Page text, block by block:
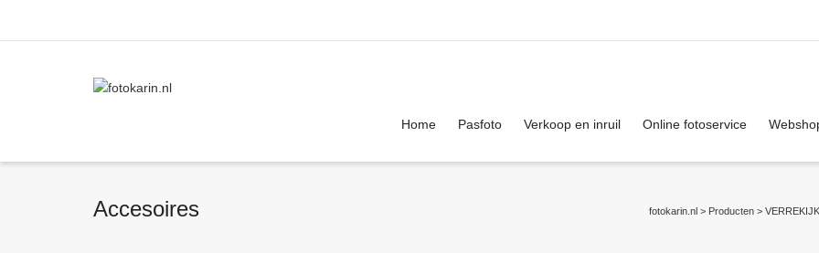
I'm looking for product in a size size . Show me the colour items.
Home Pasfoto Verkoop en inruil Online fotoservice
Accesoires fotokarin.nl > Producten >